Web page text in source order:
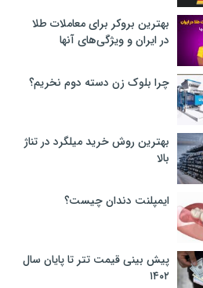
بهترین بروکر برای معاملات طلا
در ایران و ویژگی‌های آنها
چرا بلوک زن دسته دوم نخریم؟
بهترین روش خرید میلگرد در تناژ
بالا
ایمپلنت دندان چیست؟
پیش بینی قیمت تتر تا پایان سال
۱۴۰۲